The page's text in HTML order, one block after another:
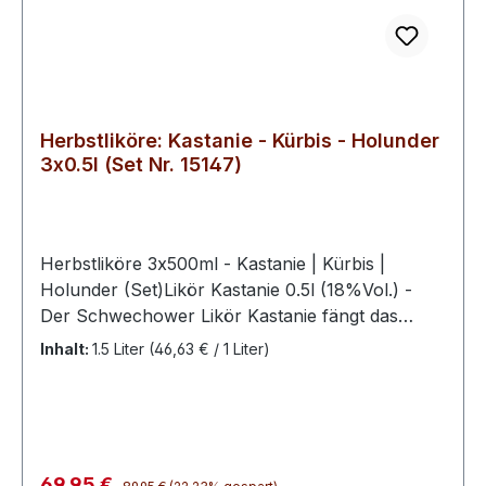
und aromatischen Persönlichkeit. Ein wahrer
Herbstliköre: Kastanie - Kürbis - Holunder
3x0.5l (Set Nr. 15147)
Herbstliköre 3x500ml - Kastanie | Kürbis |
Holunder (Set)Likör Kastanie 0.5l (18%Vol.) -
Der Schwechower Likör Kastanie fängt das
Aroma von Maronen, auch als Esskastanien
gemütliche Herbst- und Winterabende
Inhalt: 1.5 Liter (46,63 € / 1 Liter)
Regulärer Preis: